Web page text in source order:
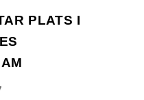
PLATS I